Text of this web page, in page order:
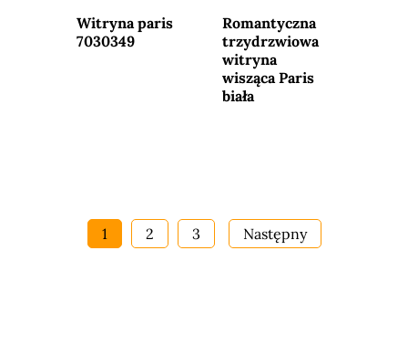
sklepu
Witryna paris
7030349
sklepu
Romantyczna
trzydrzwiowa
witryna
wisząca Paris
biała
1 2 3 Następny